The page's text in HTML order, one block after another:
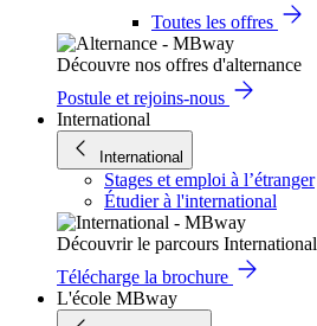
Toutes les offres
Découvre nos offres d'alternance
Postule et rejoins-nous
International
International
Stages et emploi à l’étranger
Étudier à l'international
Découvrir le parcours International
Télécharge la brochure
L'école MBway